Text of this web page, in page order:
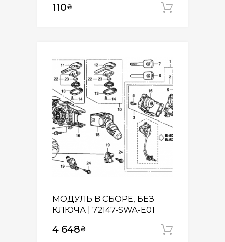
110₴
МОДУЛЬ В СБОРЕ, БЕЗ
КЛЮЧА | 72147-SWA-E01
4 648₴